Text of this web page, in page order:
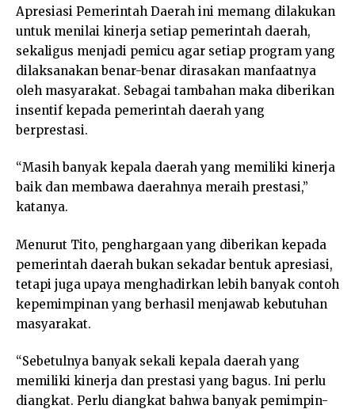
Apresiasi Pemerintah Daerah ini memang dilakukan
untuk menilai kinerja setiap pemerintah daerah,
sekaligus menjadi pemicu agar setiap program yang
dilaksanakan benar-benar dirasakan manfaatnya
oleh masyarakat. Sebagai tambahan maka diberikan
insentif kepada pemerintah daerah yang
berprestasi.
“Masih banyak kepala daerah yang memiliki kinerja
baik dan membawa daerahnya meraih prestasi,”
katanya.
Menurut Tito, penghargaan yang diberikan kepada
pemerintah daerah bukan sekadar bentuk apresiasi,
tetapi juga upaya menghadirkan lebih banyak contoh
kepemimpinan yang berhasil menjawab kebutuhan
masyarakat.
“Sebetulnya banyak sekali kepala daerah yang
memiliki kinerja dan prestasi yang bagus. Ini perlu
diangkat. Perlu diangkat bahwa banyak pemimpin-